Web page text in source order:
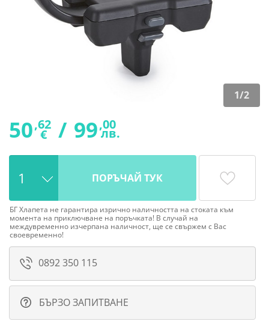
1/2
50,62
€ / 99,00
лв.
ПОРЪЧАЙ ТУК
БГ Хлапета не гарантира изрично наличността на стоката към
момента на приключване на поръчката! В случай на
междувременно изчерпана наличност, ще се свържем с Вас
своевременно!
0892 350 115
БЪРЗО ЗАПИТВАНЕ